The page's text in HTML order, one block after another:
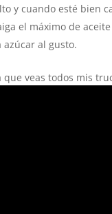
y cuando esté bien
el máximo de
al gusto.
veas todos mis